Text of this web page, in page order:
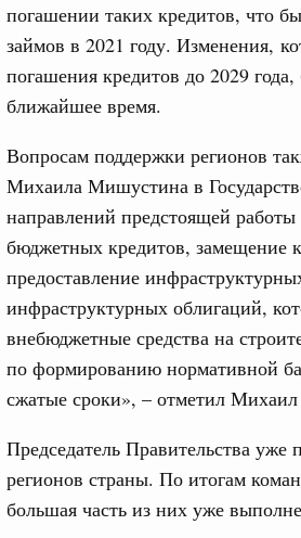
погашении таких кредитов, что
займов в 2021 году. Изменения,
погашения кредитов до 2029
ближайшее время.
Вопросам поддержки регионов
Михаила Мишустина в
направлений предстоящей работы
бюджетных кредитов, замещение
предоставление
инфраструктурных облигаций,
внебюджетные средства на
по формированию нормативной
сжатые сроки», – отметил
Председатель Правительства уже
регионов страны. По итогам
большая часть из них уже
дал поручения по
сессии о
технологическим
производительности труда и
дал поручения по
сессии, посвящённой
труда
проект «Экологическое
увеличило объём
федерального
3 августа, понедельник
в сфере торговли.